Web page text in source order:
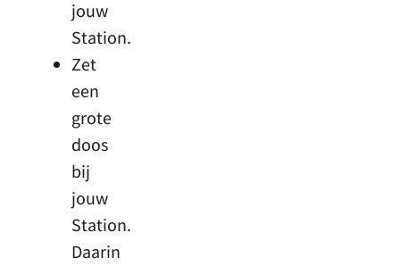
jouw
Station.
Zet
een
grote
doos
bij
jouw
Station.
Daarin